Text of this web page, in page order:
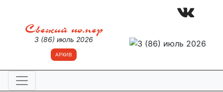
Свежий номер
3 (86) июль 2026
АРХИВ